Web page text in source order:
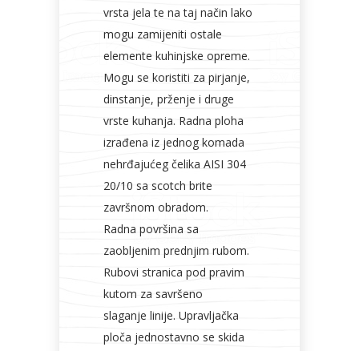
vrsta jela te na taj način lako
mogu zamijeniti ostale
elemente kuhinjske opreme.
Mogu se koristiti za pirjanje,
dinstanje, prženje i druge
vrste kuhanja. Radna ploha
izrađena iz jednog komada
nehrđajućeg čelika AISI 304
20/10 sa scotch brite
završnom obradom.
Radna površina sa
zaobljenim prednjim rubom.
Rubovi stranica pod pravim
kutom za savršeno
slaganje linije. Upravljačka
ploča jednostavno se skida